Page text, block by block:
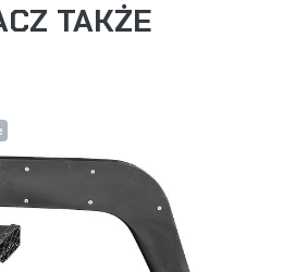
TAKŻE